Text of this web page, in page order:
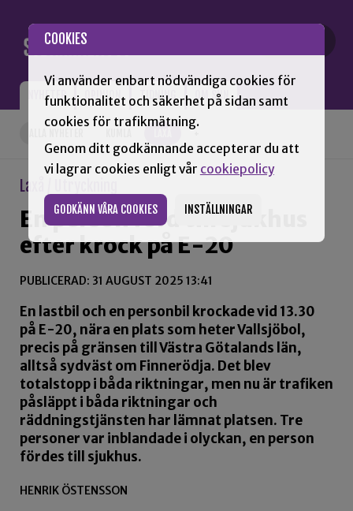
COOKIES
Vi använder enbart nödvändiga cookies för
funktionalitet och säkerhet på sidan samt
cookies för trafikmätning.
Genom ditt godkännande accepterar du att
vi lagrar cookies enligt vår cookiepolicy
GODKÄNN VÅRA COOKIES INSTÄLLNINGAR
NYHETER OPINION TIDNING OM SNN
+
Laxå / Utryckning
En person förd till sjukhus
efter krock på E-20
PUBLICERAD: 31 AUGUST 2025 13:41
En lastbil och en personbil krockade vid 13.30
på E-20, nära en plats som heter Vallsjöbol,
precis på gränsen till Västra Götalands län,
alltså sydväst om Finnerödja. Det blev
totalstopp i båda riktningar, men nu är trafiken
påsläppt i båda riktningar och
räddningstjänsten har lämnat platsen. Tre
personer var inblandade i olyckan, en person
fördes till sjukhus.
HENRIK ÖSTENSSON